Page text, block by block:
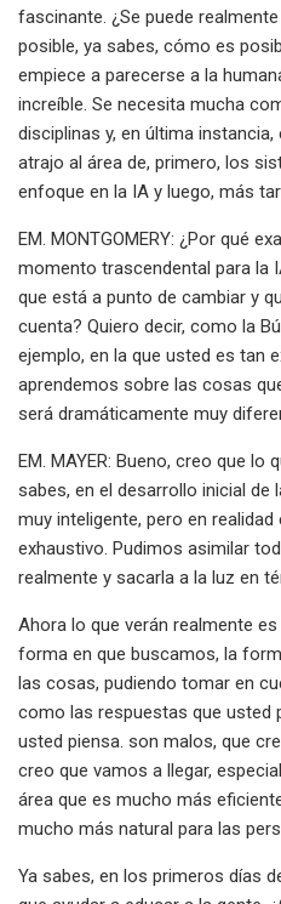
fascinante. ¿Se puede
posible, ya sabes, cómo es
empiece a parecerse a la
increíble. Se necesita mucha
disciplinas y, en última
atrajo al área de, primero, los
enfoque en la IA y luego, más
EM. MONTGOMERY: ¿Por qué
momento trascendental para la
que está a punto de cambiar y
cuenta? Quiero decir, como la
ejemplo, en la que usted es tan
aprendemos sobre las cosas
será dramáticamente muy
EM. MAYER: Bueno, creo que lo
sabes, en el desarrollo inicial de
muy inteligente, pero en
exhaustivo. Pudimos asimilar
realmente y sacarla a la luz en
Ahora lo que verán realmente
forma en que buscamos, la
las cosas, pudiendo tomar en
como las respuestas que usted
usted piensa. son malos, que
creo que vamos a llegar,
área que es mucho más
mucho más natural para las
Ya sabes, en los primeros días